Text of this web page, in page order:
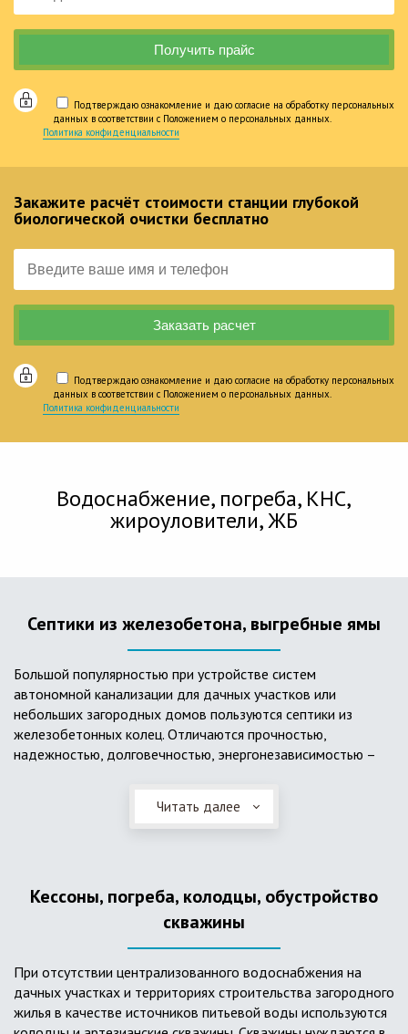
Подтверждаю ознакомление и даю согласие на обработку персональных
данных в соответствии с Положением о персональных данных.
Политика конфиденциальности
Закажите расчёт стоимости станции глубокой
биологической очистки бесплатно
Подтверждаю ознакомление и даю согласие на обработку персональных
данных в соответствии с Положением о персональных данных.
Политика конфиденциальности
Водоснабжение, погреба, КНС,
жироуловители, ЖБ
Септики из железобетона, выгребные ямы
Большой популярностью при устройстве систем
автономной канализации для дачных участков или
небольших загородных домов пользуются септики из
железобетонных колец. Отличаются прочностью,
надежностью, долговечностью, энергонезависимостью –
ж/б колец состоят из нескольких камер, соединенных
переливными трубами, в которых происходят процессы
септики требуют периодической очистки ассенизаторской
Читать далее
Кессоны, погреба, колодцы, обустройство
скважины
При отсутствии централизованного водоснабжения на
дачных участках и территориях строительства загородного
жилья в качестве источников питьевой воды используются